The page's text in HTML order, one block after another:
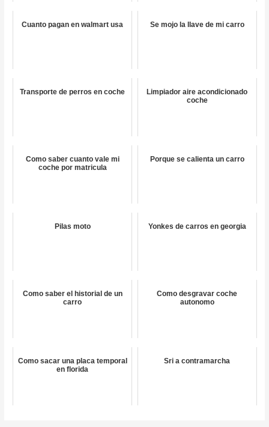
Cuanto pagan en walmart usa Se mojo la llave de mi carro
Transporte de perros en coche
Limpiador aire acondicionado
coche
Como saber cuanto vale mi
coche por matricula
Porque se calienta un carro
Pilas moto Yonkes de carros en georgia
Como saber el historial de un
carro
Como desgravar coche
autonomo
Como sacar una placa temporal
en florida
Sri a contramarcha